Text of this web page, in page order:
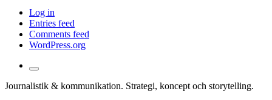
Log in
Entries feed
Comments feed
WordPress.org
Toggle
the
search
Journalistik & kommunikation. Strategi, koncept och storytelling.